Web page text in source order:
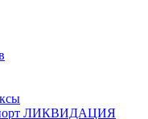
ЛИКВИДАЦИЯ